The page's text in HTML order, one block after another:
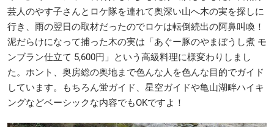
芸人のやす子さんとロケ隊を連れて奥深い山へ木の実を探しに
行き、雨の翌日の取材だったのでロケは転倒続出の阿鼻叫喚！
泥だらけになって捕った木の実は「あぐー豚のやまぼうし煮 モ
ンブラン仕立て 5,600円」という高級料理に様変わりしまし
た。ホント、奥房総の奥地まで色んな人を色んな目的でガイド
しています。もちろん蛍ガイド、星空ガイドや亀山湖畔ハイキ
ングなどベーシックな内容でもOKですよ！